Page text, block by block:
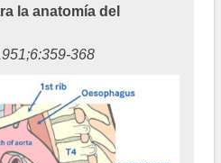
la anatomía del
368